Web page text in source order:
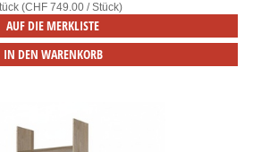
(CHF 749.00 / Stück)
AUF DIE MERKLISTE
IN DEN WARENKORB